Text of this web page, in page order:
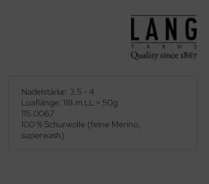
Nadelstärke: 3,5 - 4
Luaflänge: 118 m LL = 50g
115.0067
100 % Schurwolle (feine Merino,
superwash)